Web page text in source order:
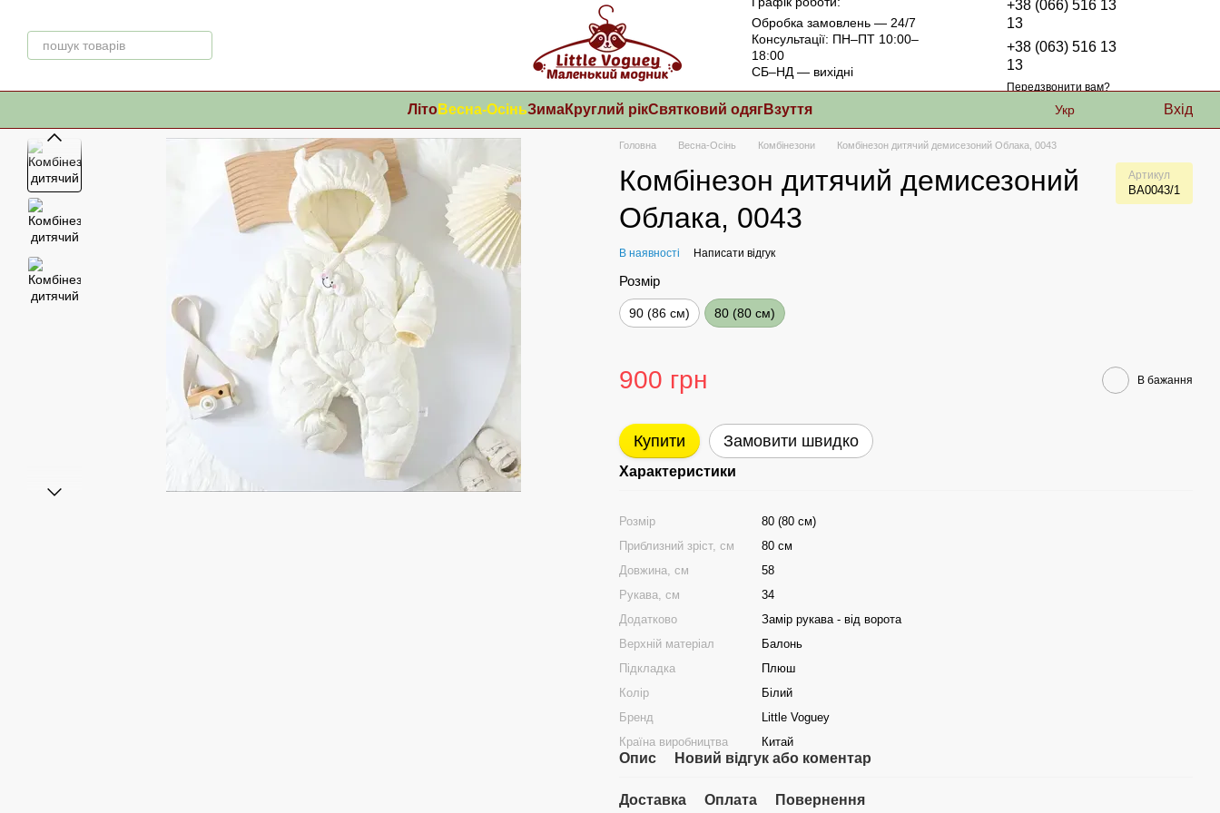
Обробка замовлень — 24/7
Консультації: ПН–ПТ 10:00–
18:00
СБ–НД — вихідні
+38 (066) 516 13
13
+38 (063) 516 13
13
Передзвонити вам?
ЛітоВесна-ОсіньЗимаКруглий рікСвятковий одягВзуття Укр Вхід
Головна Весна-Осінь Комбінезони Комбінезон дитячий демисезоний Облака, 0043
Комбінезон дитячий демисезоний
Облака, 0043
Артикул
ВА0043/1
В наявності Написати відгук
Розмір
90 (86 см) 80 (80 см)
900 грн В бажання
Купити Замовити швидко
Характеристики
Розмір
80 (80 см)
Приблизний зріст, см
80 см
Довжина, см
58
Рукава, см
34
Додатково
Замір рукава - від ворота
Верхній матеріал
Балонь
Підкладка
Плюш
Колір
Білий
Бренд
Little Voguey
Країна виробництва
Китай
Опис Новий відгук або коментар
Доставка Оплата Повернення